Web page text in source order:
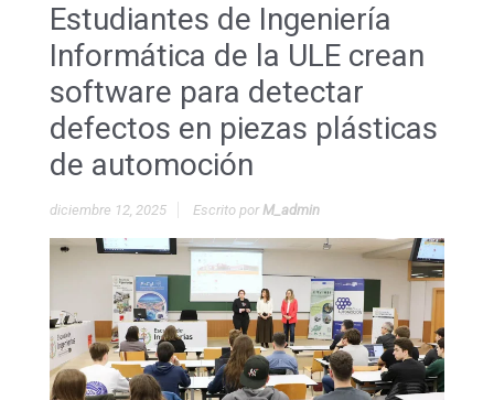
Estudiantes de Ingeniería
Informática de la ULE crean
software para detectar
defectos en piezas plásticas
de automoción
diciembre 12, 2025 Escrito porM_admin